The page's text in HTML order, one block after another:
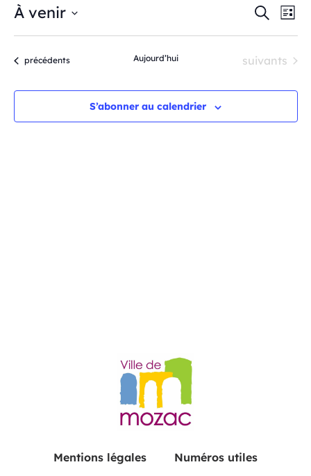
ET
DE
VUES
Recherche
Liste
À venir
date.
Évènements
précédents Aujourd’hui Évènements
suivants
S’abonner au calendrier
Mentions légales
Numéros utiles